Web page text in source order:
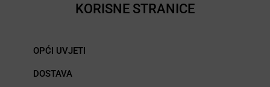
KORISNE STRANICE
OPĆI UVJETI
DOSTAVA